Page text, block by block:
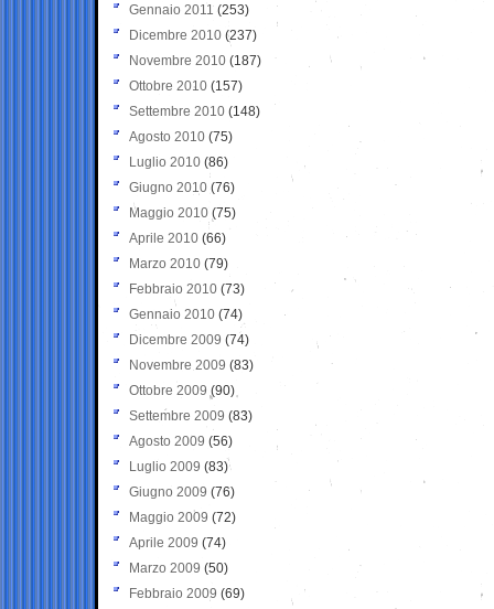
Gennaio 2011 (253)
Dicembre 2010 (237)
Novembre 2010 (187)
Ottobre 2010 (157)
Settembre 2010 (148)
Agosto 2010 (75)
Luglio 2010 (86)
Giugno 2010 (76)
Maggio 2010 (75)
Aprile 2010 (66)
Marzo 2010 (79)
Febbraio 2010 (73)
Gennaio 2010 (74)
Dicembre 2009 (74)
Novembre 2009 (83)
Ottobre 2009 (90)
Settembre 2009 (83)
Agosto 2009 (56)
Luglio 2009 (83)
Giugno 2009 (76)
Maggio 2009 (72)
Aprile 2009 (74)
Marzo 2009 (50)
Febbraio 2009 (69)